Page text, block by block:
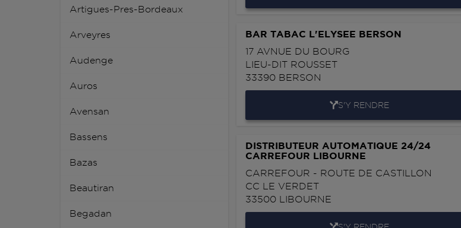
Artigues-Pres-Bordeaux
Arveyres
Audenge
Auros
Avensan
Bassens
Bazas
Beautiran
Begadan
BAR TABAC L'ELYSEE BERSON
17 AVNUE DU BOURG
LIEU-DIT ROUSSET
33390 BERSON
S'Y RENDRE
DISTRIBUTEUR AUTOMATIQUE 24/24
CARREFOUR LIBOURNE
CARREFOUR - ROUTE DE CASTILLON
CC LE VERDET
33500 LIBOURNE